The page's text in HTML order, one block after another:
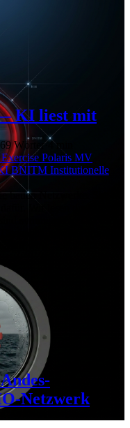
KI liest mit
Wörter·4 min
Exercise Polaris MV
BNITM Institutionelle
bauen Netzwerke. Sie
Wir lesen die Muster.
symmetrisch. Das hier
Netzwerk